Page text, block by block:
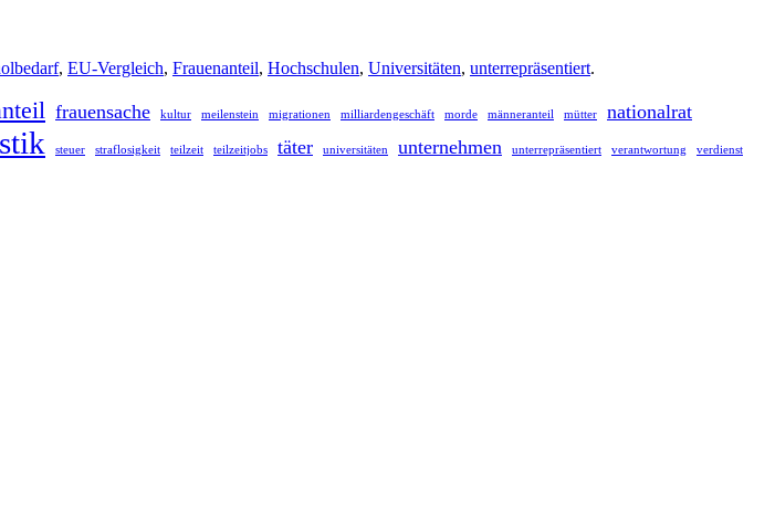
, EU-Vergleich, Frauenanteil, Hochschulen, Universitäten, unterrepräsentiert.
frauensache kultur meilenstein migrationen milliardengeschäft morde männeranteil mütter nationalrat
steuer straflosigkeit teilzeit teilzeitjobs täter universitäten unternehmen unterrepräsentiert verantwortung
verdienst